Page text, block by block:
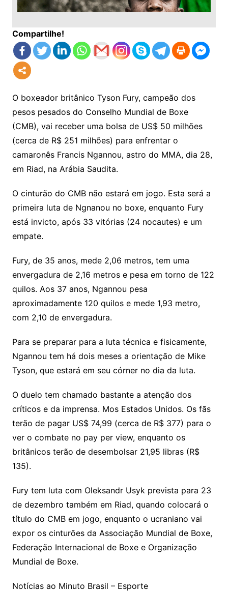
Compartilhe!
O boxeador britânico Tyson Fury, campeão dos
pesos pesados do Conselho Mundial de Boxe
(CMB), vai receber uma bolsa de US$ 50 milhões
(cerca de R$ 251 milhões) para enfrentar o
camaronês Francis Ngannou, astro do MMA, dia 28,
em Riad, na Arábia Saudita.
O cinturão do CMB não estará em jogo. Esta será a
primeira luta de Ngnanou no boxe, enquanto Fury
está invicto, após 33 vitórias (24 nocautes) e um
empate.
Fury, de 35 anos, mede 2,06 metros, tem uma
envergadura de 2,16 metros e pesa em torno de 122
quilos. Aos 37 anos, Ngannou pesa
aproximadamente 120 quilos e mede 1,93 metro,
com 2,10 de envergadura.
Para se preparar para a luta técnica e fisicamente,
Ngannou tem há dois meses a orientação de Mike
Tyson, que estará em seu córner no dia da luta.
O duelo tem chamado bastante a atenção dos
críticos e da imprensa. Mos Estados Unidos. Os fãs
terão de pagar US$ 74,99 (cerca de R$ 377) para o
ver o combate no pay per view, enquanto os
britânicos terão de desembolsar 21,95 libras (R$
135).
Fury tem luta com Oleksandr Usyk prevista para 23
de dezembro também em Riad, quando colocará o
título do CMB em jogo, enquanto o ucraniano vai
expor os cinturões da Associação Mundial de Boxe,
Federação Internacional de Boxe e Organização
Mundial de Boxe.
Notícias ao Minuto Brasil – Esporte